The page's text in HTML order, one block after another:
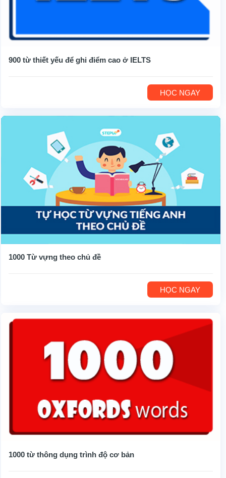
900 từ thiết yếu để ghi điểm cao ở IELTS
HỌC NGAY
1000 Từ vựng theo chủ đề
HỌC NGAY
1000 từ thông dụng trình độ cơ bản